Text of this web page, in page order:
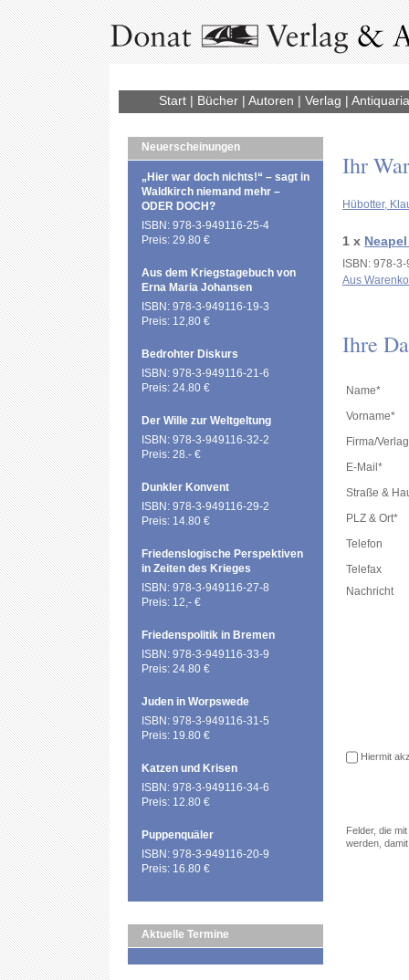
Start| Bücher| Autoren | Verlag |
Neuerscheinungen
„Hier war doch nichts!“ – sagt in
Waldkirch niemand mehr –
ODER DOCH?
ISBN: 978-3-949116-25-4
Preis: 29.80 €
Aus dem Kriegstagebuch von
Erna Maria Johansen
ISBN: 978-3-949116-19-3
Preis: 12,80 €
Bedrohter Diskurs
ISBN: 978-3-949116-21-6
Preis: 24.80 €
Der Wille zur Weltgeltung
ISBN: 978-3-949116-32-2
Preis: 28.- €
Dunkler Konvent
ISBN: 978-3-949116-29-2
Preis: 14.80 €
Friedenslogische Perspektiven
in Zeiten des Krieges
ISBN: 978-3-949116-27-8
Preis: 12,- €
Friedenspolitik in Bremen
ISBN: 978-3-949116-33-9
Preis: 24.80 €
Juden in Worpswede
ISBN: 978-3-949116-31-5
Preis: 19.80 €
Katzen und Krisen
ISBN: 978-3-949116-34-6
Preis: 12.80 €
Puppenquäler
ISBN: 978-3-949116-20-9
Preis: 16.80 €
Aktuelle Termine
Ihr
Hübotter,
1 x
ISBN: 978-
Aus
Ihre
Name*
Vorname*
Firma/Verlag
E-Mail*
Straße &
PLZ & Ort*
Telefon
Telefax
Nachricht
Hiermit
Felder, die
werden,